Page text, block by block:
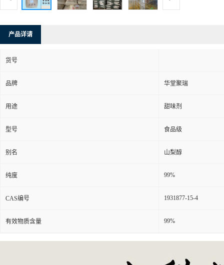
产品详请
货号
品牌 华堂聚瑞
用途 甜味剂
型号 食品级
别名 山梨醇
纯度 99%
CAS编号 1931877-15-4
有效物质含量 99%